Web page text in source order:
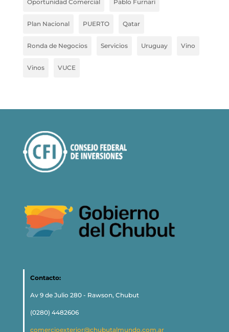
Oportunidad Comercial Pablo Furnari
Plan Nacional PUERTO Qatar
Ronda de Negocios Servicios Uruguay Vino
Vinos VUCE
Contacto:
Av 9 de Julio 280 - Rawson, Chubut
(0280) 4482606
comercioexterior@chubutalmundo.com.ar